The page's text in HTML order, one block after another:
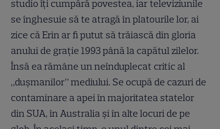
studio îţi cumpără povestea, iar televiziunile
se înghesuie să te atragă în platourile lor, ai
zice că Erin ar fi putut să trăiască din gloria
anului de graţie 1993 până la capătul zilelor.
Însă ea rămâne un neînduplecat critic al
„duşmanilor” mediului. Se ocupă de cazuri de
contaminare a apei în majoritatea statelor
din SUA, în Australia şi în alte locuri de pe